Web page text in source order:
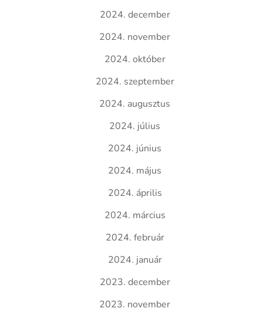
2024. december
2024. november
2024. október
2024. szeptember
2024. augusztus
2024. július
2024. június
2024. május
2024. április
2024. március
2024. február
2024. január
2023. december
2023. november